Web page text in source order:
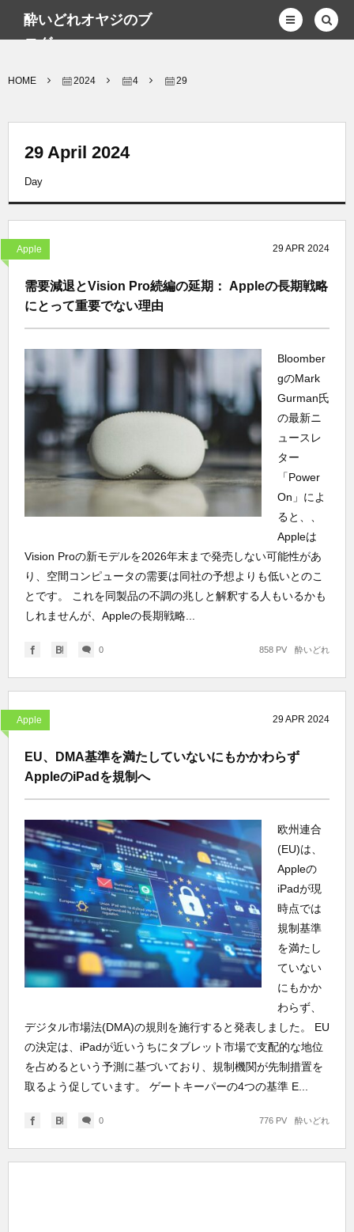
酔いどれオヤジのブ
ログwp
HOME 2024 4 29
29 April 2024
Day
Apple 29 APR 2024
需要減退とVision Pro続編の延期： Appleの長期戦略
にとって重要でない理由
Bloomber
gのMark
Gurman氏
の最新ニ
ュースレ
ター
「Power
On」によ
ると、、
Appleは
Vision Proの新モデルを2026年末まで発売しない可能性があ
り、空間コンピュータの需要は同社の予想よりも低いとのこ
とです。 これを同製品の不調の兆しと解釈する人もいるかも
しれませんが、Appleの長期戦略...
0 酔いどれ
858 PV
Apple 29 APR 2024
EU、DMA基準を満たしていないにもかかわらず
AppleのiPadを規制へ
欧州連合
(EU)は、
Appleの
iPadが現
時点では
規制基準
を満たし
ていない
にもかか
わらず、
デジタル市場法(DMA)の規則を施行すると発表しました。 EU
の決定は、iPadが近いうちにタブレット市場で支配的な地位
を占めるという予測に基づいており、規制機関が先制措置を
取るよう促しています。 ゲートキーパーの4つの基準 E...
0 酔いどれ
776 PV